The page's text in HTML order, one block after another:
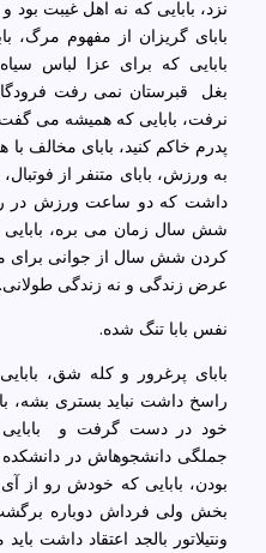
نزد، بابایی که نه اهل غیبت
بابای گریزان از مفهوم مرگ،
بابایی که برای عزا لباس
بغل
قبرستان نمی رفت
نرفت، بابایی که همیشه می
پدرم خاکم کنید، بابای مخالف
به ورزش، بابای متنفر از
داشت که دو ساعت ورزش در
شش سال زمان می بره، بابایی
کردن شش سال از جوانی برای
عرض زندگی و نه زندگی طولانی.
نفس بابا تنگ شده.
بابای پرغرور و کله شق،
راسخ داشت نباید بستری بشه،
خود در دست گرفت و
جملگی دانشجوهاش در
بودن، بابایی که خودش رو از
بخش ولی فرداش دوباره
ونتیلاتور بالجد اعتقاد داشت